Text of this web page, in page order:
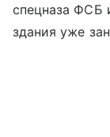
спецназа ФСБ
здания уже